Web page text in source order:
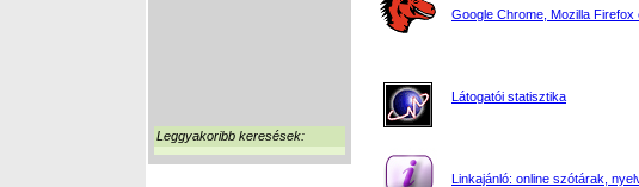
Leggyakoribb keresések:
Google Chrome, Mozilla
Látogatói statisztika
Linkajánló: online szótárak,